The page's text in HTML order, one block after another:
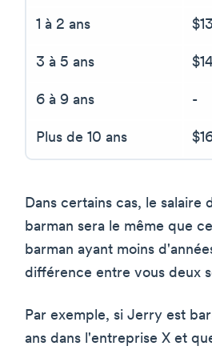
1 à 2 ans
3 à 5 ans
6 à 9 ans -
Plus de 10 ans
Dans certains cas, le salaire
barman sera le même que
barman ayant moins
différence entre vous deux
Par exemple, si Jerry est
ans dans l'entreprise X et